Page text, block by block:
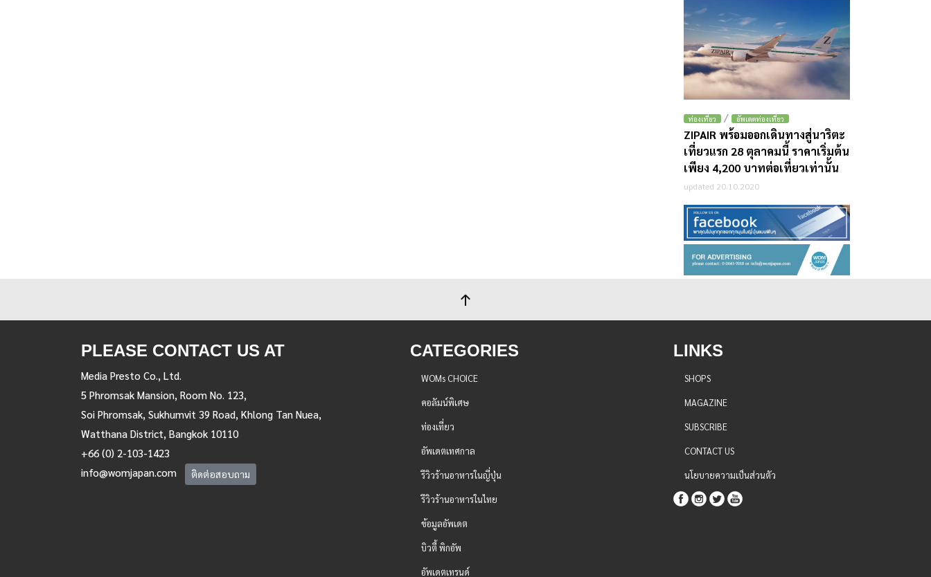
ท่องเที่ยว / อัพเดตท่องเที่ยว
ZIPAIR พร้อมออกเดินทางสู่นาริตะ
เที่ยวแรก 28 ตุลาคมนี้ ราคาเริ่มต้น
เพียง 4,200 บาทต่อเที่ยวเท่านั้น
updated 20.10.2020
PLEASE CONTACT US AT
Media Presto Co., Ltd.
5 Phromsak Mansion, Room No. 123,
Soi Phromsak, Sukhumvit 39 Road, Khlong Tan Nuea,
Watthana District, Bangkok 10110
+66 (0) 2-103-1423
info@womjapan.com
ติดต่อสอบถาม
CATEGORIES
WOMs CHOICE
คอลัมน์พิเศษ
ท่องเที่ยว
อัพเดตเทศกาล
รีวิวร้านอาหารในญี่ปุ่น
รีวิวร้านอาหารในไทย
ข้อมูลอัพเดต
บิวตี้ พิกอัพ
อัพเดตเทรนด์
LINKS
SHOPS
MAGAZINE
SUBSCRIBE
CONTACT US
นโยบายความเป็นส่วนตัว